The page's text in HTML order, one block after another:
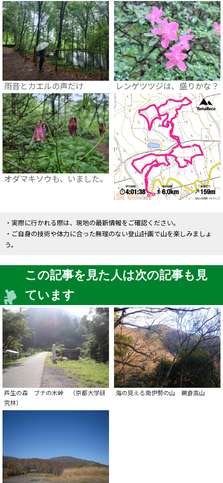
雨音とカエルの声だけ レンゲツツジは、盛りかな？
オダマキソウも、いました。
・実際に行かれる際は、現地の最新情報をご確認ください。
・ご自身の技術や体力に合った無理のない登山計画で山を楽しみましょ
う。
この記事を見た人は次の記事も見
ています
芦生の森 ブナの木峠 （京都大学研
究林）
海の見える南伊勢の山 鵜倉高山